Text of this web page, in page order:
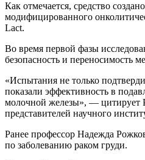
Как отмечается, средство
модифицированного
Lact.
Во время первой фазы
безопасность и переносимость
«Испытания не только
показали эффективность в
молочной железы», —
представителей научного
Ранее профессор Надежда
по заболеванию раком груди.